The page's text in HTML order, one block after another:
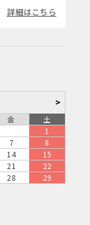
詳細はこちら
>
金
土
1
7
8
14
15
21
22
28
29